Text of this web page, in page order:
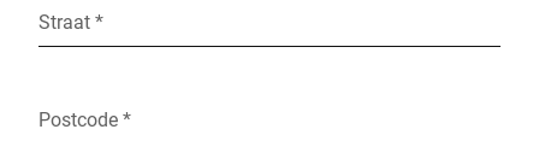
Straat *
Postcode *